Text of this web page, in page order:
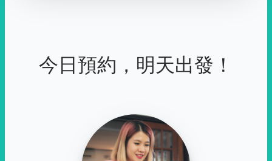
今日預約，明天出發！